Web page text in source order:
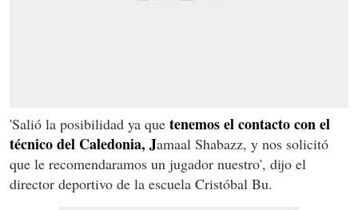
'Salió la posibilidad ya que tenemos el contacto con el
técnico del Caledonia, Jamaal Shabazz, y nos solicitó
que le recomendaramos un jugador nuestro', dijo el
director deportivo de la escuela Cristóbal Bu.